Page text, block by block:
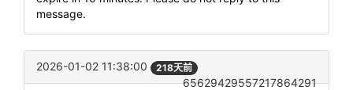
message.
2026-01-02 11:38:00 218天前
65629429557217864291